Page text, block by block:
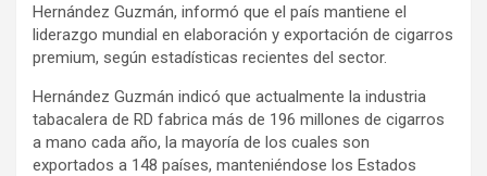
Hernández Guzmán, informó que el país mantiene el
liderazgo mundial en elaboración y exportación de cigarros
premium, según estadísticas recientes del sector.
Hernández Guzmán indicó que actualmente la industria
tabacalera de RD fabrica más de 196 millones de cigarros
a mano cada año, la mayoría de los cuales son
exportados a 148 países, manteniéndose los Estados